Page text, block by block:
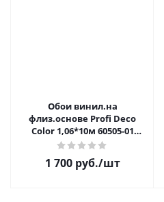
Обои винил.на
флиз.основе Profi Deco
Color 1,06*10м 60505-01
распродажа
1 700 руб./шт